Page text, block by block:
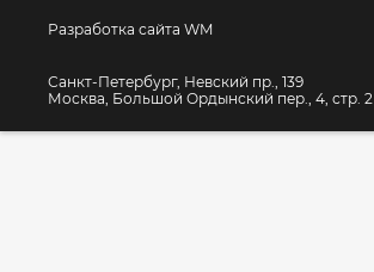
Разработка сайта WM
Санкт-Петербург, Невский пр., 139
Москва, Большой Ордынский пер., 4, стр. 2